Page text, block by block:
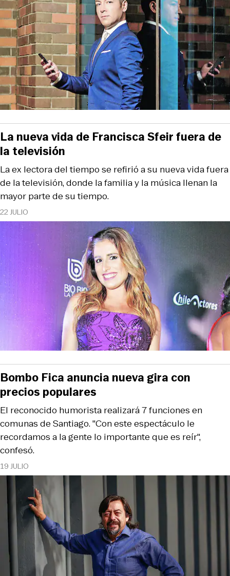
22 JULIO
La ex lectora del tiempo se refirió a su nueva vida fuera
de la televisión, donde la familia y la música llenan la
mayor parte de su tiempo.
La nueva vida de Francisca Sfeir fuera de
la televisión
19 JULIO
El reconocido humorista realizará 7 funciones en
comunas de Santiago. "Con este espectáculo le
recordamos a la gente lo importante que es reír",
confesó.
Bombo Fica anuncia nueva gira con
precios populares